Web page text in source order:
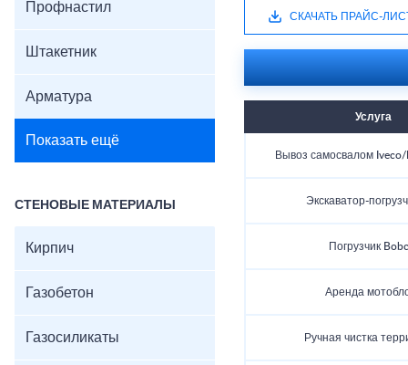
Профнастил
Штакетник
Арматура
Показать ещё
СТЕНОВЫЕ МАТЕРИАЛЫ
Кирпич
Газобетон
Газосиликаты
СКАЧАТЬ ПРАЙС-
Услуга
Вывоз самосвалом
Экскаватор-
Погрузчик
Аренда
Ручная чистка